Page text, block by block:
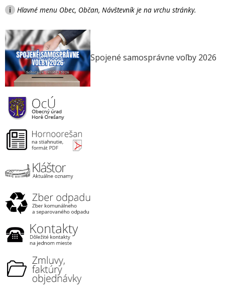
i Hlavné menu Obec, Občan, Návštevník je na vrchu stránky.
Spojené samosprávne voľby 2026